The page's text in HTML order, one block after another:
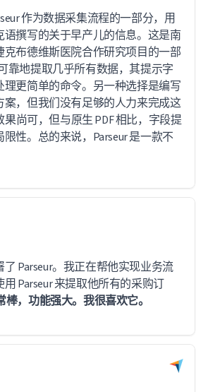
作为数据采集流程的一部分，用
语撰写的关于早产儿的信息。这是南
克布德维斯医院合作研究项目的一部
靠地提取几乎所有数据，其提示字
理更简单的命令。另一种选择是编写
案，但我们没有足够的人力来完成这
果尚可，但与原生 PDF 相比，字段提
性。总的来说，Parseur 是一款不
Parseur。我正在帮他实现业务流
Parseur 来提取他所有的采购订
棒，功能强大。我很喜欢它。